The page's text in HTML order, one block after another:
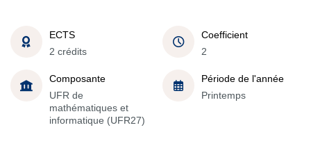
ECTS
2 crédits
Coefficient
2
Composante
UFR de
mathématiques et
informatique (UFR27)
Période de l'année
Printemps